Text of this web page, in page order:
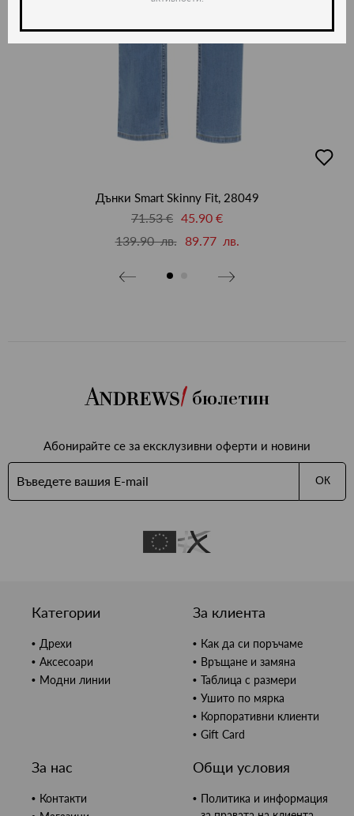
в
Дънки Smart Skinny Fit, 28049
71.53 € 45.90 €
139.90 лв.
89.77 лв.
бюлетин
Абонирайте се за ексклузивни оферти и новини
ОК
Категории
Дрехи
Аксесоари
Модни линии
За клиента
Как да си поръчаме
Връщане и замяна
Таблица с размери
Ушито по мярка
Корпоративни клиенти
Gift Card
За нас
Контакти
Общи условия
Политика и информация